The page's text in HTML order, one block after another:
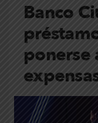
Banco
ponerse